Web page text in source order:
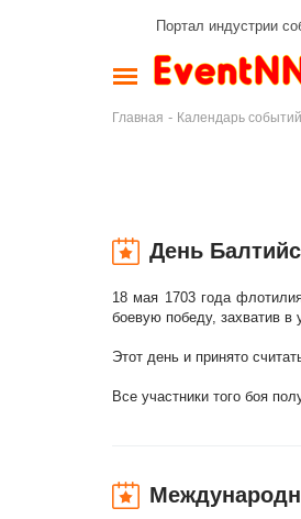
Портал индустрии
Главная - Календарь событий
День
18 мая 1703 года
боевую победу, захватив
Этот день и принято
Все участники того боя